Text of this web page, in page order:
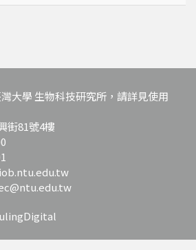
大學 生物科技研究所，請詳見使用
街81號4樓